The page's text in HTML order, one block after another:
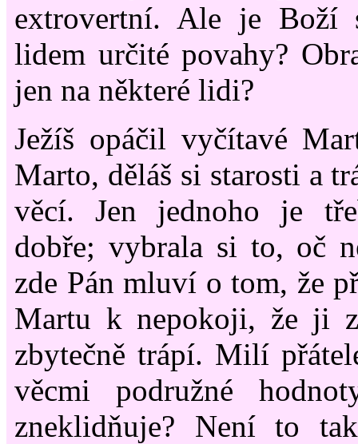
extrovertní. Ale je Boží
lidem určité povahy?
jen na některé lidi?
Ježíš opáčil vyčítavé
Marto, děláš si starosti a
věcí. Jen jednoho je
dobře; vybrala si to, oč
zde Pán mluví o tom, že
Martu k nepokoji, že ji
zbytečně trápí. Milí
věcmi podružné
zneklidňuje? Není to